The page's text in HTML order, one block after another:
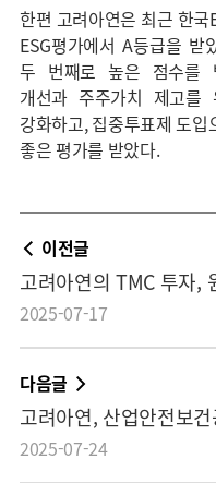
한편 고려아연은 최근 한
ESG평가에서 A등급을 받
두 번째로 높은 점수를
개선과 주주가치 제고를
강화하고, 집중투표제 도
좋은 평가를 받았다.
이전글
2025-07-17
다음글
2025-07-24